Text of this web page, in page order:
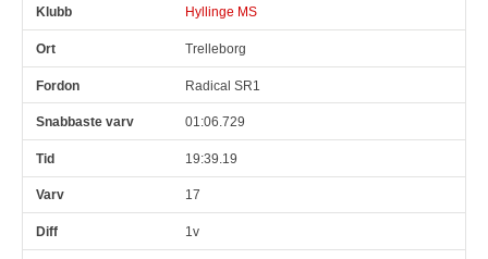
Hyllinge MS
Trelleborg
Radical SR1
01:06.729
19:39.19
17
1v